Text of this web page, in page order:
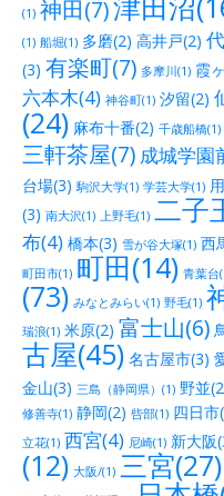
(1) 神田(7)
(1) 船堀(1) 多磨(2) 高井戸(2)
(3) 有楽町(7) 多摩川(1) 霞
六本木(4) 神谷町(1) 汐留(2)
(24) 麻布十番(2) 千歳船橋(1)
三軒茶屋(7) 成城学園
台場(3) 駒沢大学(1) 学芸大学(1)
(3) 南大沢(1) 上野毛(1) 二子
布(4) 橋本(3) 雪が谷大塚(1) 西
町田市(1) 町田(14) 青葉台
(73) みなとみらい(1) 野毛(1)
瑞浪(1) 米原(2) 富士山(6)
古屋(45) 名古屋市(3)
金山(3) 三島（静岡県）(1) 野並
修善寺(1) 静岡(2) 呰部(1) 四日市
立花(1) 西宮(4) 尼崎(1) 新大阪
(12) 大阪/(1) 三宮(27)